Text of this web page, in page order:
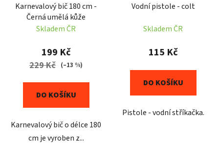
Karnevalový bič 180 cm -
Černá umělá kůže
Skladem ČR
199 Kč
229 Kč (–13 %)
DO KOŠÍKU
Karnevalový bič o délce 180
cm je vyroben z...
Vodní pistole - colt
Skladem ČR
115 Kč
DO KOŠÍKU
Pistole - vodní stříkačka.